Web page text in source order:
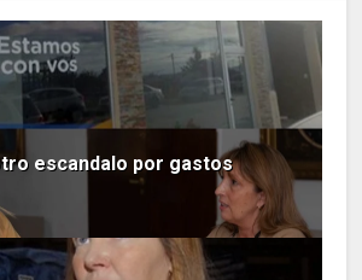
escandalo por gastos